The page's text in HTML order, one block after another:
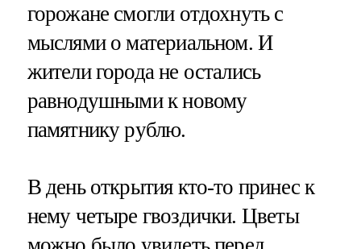
горожане смогли отдохнуть с
мыслями о материальном. И
жители города не остались
равнодушными к новому
памятнику рублю.
В день открытия кто-то принес к
нему четыре гвоздички. Цветы